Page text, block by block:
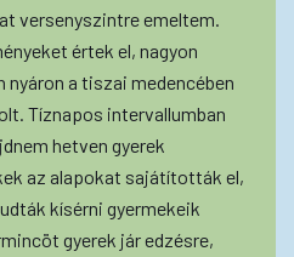
versenyszintre emeltem.
értek el, nagyon
nyáron a tiszai medencében
Tíznapos intervallumban
hetven gyerek
az alapokat sajátították el,
kísérni gyermekeik
gyerek jár edzésre,